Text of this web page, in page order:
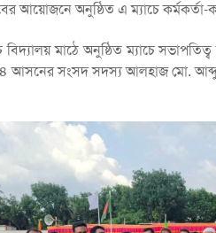
আয়োজনে অনুষ্ঠিত এ ম্যাচে কর্মকর্তা-
মাঠে অনুষ্ঠিত ম্যাচে
৪ আসনের সংসদ সদস্য আলহাজ মো.